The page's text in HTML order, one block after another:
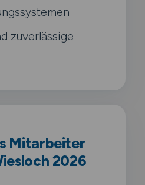
zuverlässige
Mitarbeiter
2026